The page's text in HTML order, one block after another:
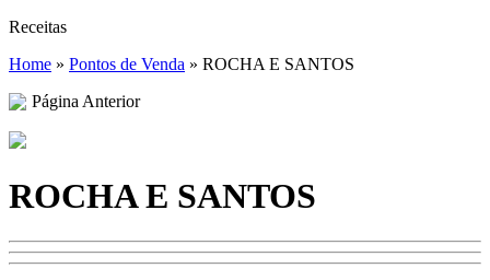
Receitas
Home » Pontos de Venda » ROCHA E SANTOS
Página Anterior
ROCHA E SANTOS